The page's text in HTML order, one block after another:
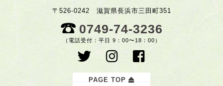
〒526-0242 滋賀県長浜市三田町351
0749-74-3236
（電話受付：平日 9：00〜18：00）
PAGE TOP